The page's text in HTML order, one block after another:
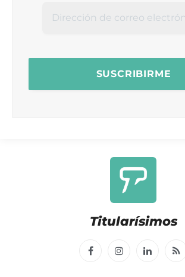
Titularísimos
FacebookInstagramLinkedIn